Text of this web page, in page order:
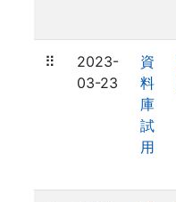
⠿
2023-
03-23
資
料
庫
試
用